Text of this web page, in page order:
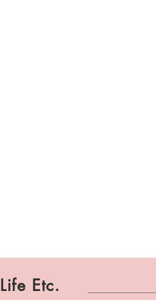
Life Etc.